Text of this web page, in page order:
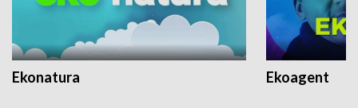
Ekonatura Ekoagent